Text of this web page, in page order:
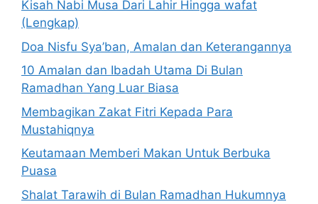
Kisah Nabi Musa Dari Lahir Hingga wafat
(Lengkap)
Doa Nisfu Sya’ban, Amalan dan Keterangannya
10 Amalan dan Ibadah Utama Di Bulan
Ramadhan Yang Luar Biasa
Membagikan Zakat Fitri Kepada Para
Mustahiqnya
Keutamaan Memberi Makan Untuk Berbuka
Puasa
Shalat Tarawih di Bulan Ramadhan Hukumnya